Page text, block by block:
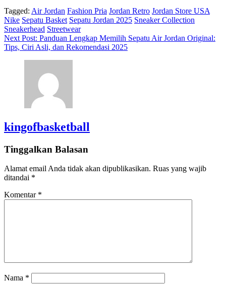
Tagged: Air Jordan Fashion Pria Jordan Retro Jordan Store USA
Nike Sepatu Basket Sepatu Jordan 2025 Sneaker Collection
Sneakerhead Streetwear
Navigasi
pos
Next Post: Panduan Lengkap Memilih Sepatu Air Jordan Original:
Tips, Ciri Asli, dan Rekomendasi 2025
kingofbasketball
Tinggalkan Balasan
Alamat email Anda tidak akan dipublikasikan. Ruas yang wajib
ditandai *
Komentar *
Nama *